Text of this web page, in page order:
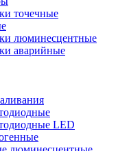
точечные
люминесцентные
аварийные
LED